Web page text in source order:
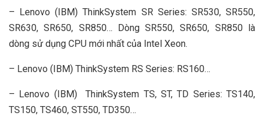
– Lenovo (IBM) ThinkSystem SR Series: SR530, SR550,
SR630, SR650, SR850… Dòng SR550, SR650, SR850 là
dòng sử dụng CPU mới nhất của Intel Xeon.
– Lenovo (IBM) ThinkSystem RS Series: RS160…
– Lenovo (IBM) ThinkSystem TS, ST, TD Series: TS140,
TS150, TS460, ST550, TD350…